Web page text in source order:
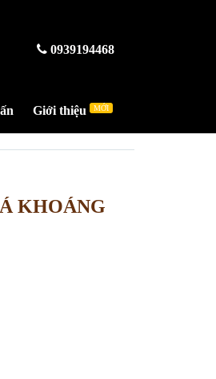
0939194468
Giới thiệu MỚI
KHOÁNG